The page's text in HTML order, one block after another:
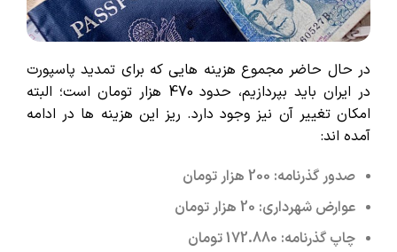
در حال حاضر مجموع هزینه هایی که برای تمدید پاسپورت
در ایران باید بپردازیم، حدود 470 هزار تومان است؛ البته
امکان تغییر آن نیز وجود دارد. ریز این هزینه ها در ادامه
آمده اند:
صدور گذرنامه: 200 هزار تومان
عوارض شهرداری: 20 هزار تومان
چاپ گذرنامه: 172.880 تومان